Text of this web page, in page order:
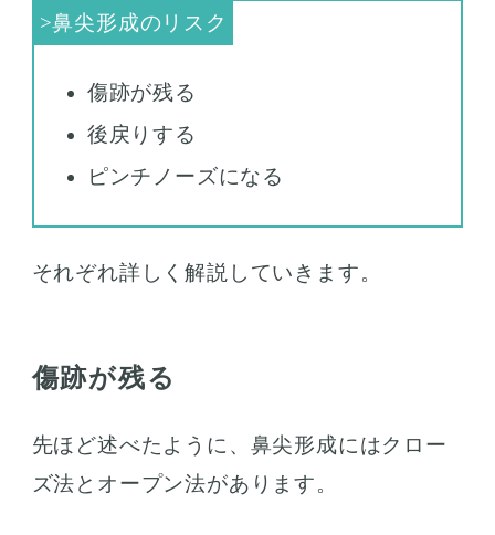
傷跡が残る
後戻りする
ピンチノーズになる
それぞれ詳しく解説していきます。
傷跡が残る
先ほど述べたように、鼻尖形成にはクロー
ズ法とオープン法があります。